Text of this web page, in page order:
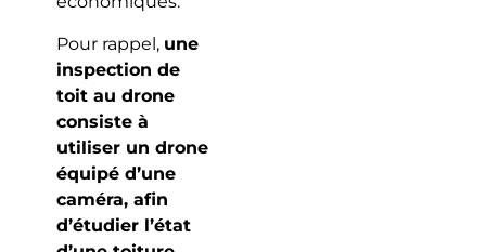
Pour rappel, une
inspection de
toit au drone
consiste à
utiliser un drone
équipé d’une
caméra, afin
d’étudier l’état